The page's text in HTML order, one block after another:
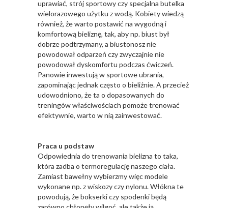
uprawiać, strój sportowy czy specjalna butelka
wielorazowego użytku z wodą. Kobiety wiedzą
również, że warto postawić na wygodną i
komfortową bieliznę, tak, aby np. biust był
dobrze podtrzymany, a biustonosz nie
powodował odparzeń czy zwyczajnie nie
powodował dyskomfortu podczas ćwiczeń.
Panowie inwestują w sportowe ubrania,
zapominając jednak często o bieliźnie. A przecież
udowodniono, że ta o dopasowanych do
treningów właściwościach pomoże trenować
efektywnie, warto w nią zainwestować.
Praca u podstaw
Odpowiednia do trenowania bielizna to taka,
która zadba o termoregulację naszego ciała.
Zamiast bawełny wybierzmy więc modele
wykonane np. z wiskozy czy nylonu. Włókna te
powodują, że bokserki czy spodenki będą